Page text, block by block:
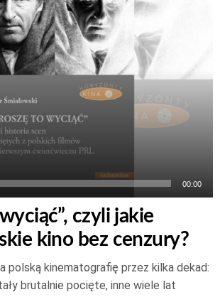
00:00
czyli jakie
kino bez cenzury?
polską kinematografię przez kilka dekad:
brutalnie pocięte, inne wiele lat